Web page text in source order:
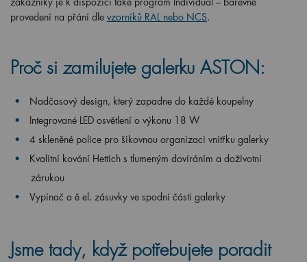
provedení na přání dle vzorníků RAL nebo NCS.
Proč si zamilujete galerku ASTON:
Nadčasový design, který zapadne do každé koupelny
Integrované LED osvětlení o výkonu 18 W
4 skleněné police pro šikovnou organizaci vnitřku galerky
Kvalitní kování Hettich s tlumeným dovíráním a doživotní
zárukou
Vypínač a ě el. zásuvky ve spodní části galerky
Jsme tady, když potřebujete poradit